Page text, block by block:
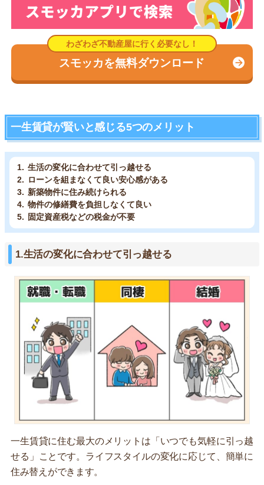
スモッカを無料ダウンロード
一生賃貸が賢いと感じる5つのメリット
生活の変化に合わせて引っ越せる
ローンを組まなくて良い安心感がある
新築物件に住み続けられる
物件の修繕費を負担しなくて良い
固定資産税などの税金が不要
1.生活の変化に合わせて引っ越せる
一生賃貸に住む最大のメリットは「いつでも気軽に引っ越
せる」ことです。ライフスタイルの変化に応じて、簡単に
住み替えができます。